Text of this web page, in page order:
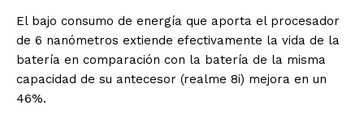
El bajo consumo de energía que aporta el procesador
de 6 nanómetros extiende efectivamente la vida de la
batería en comparación con la batería de la misma
capacidad de su antecesor (realme 8i) mejora en un
46%.